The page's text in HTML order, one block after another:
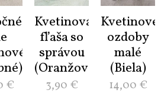
€
Kvetinová
fľaša so
správou
(Oranžová)
3,90 €
Kvetinové
ozdoby
malé
(Biela)
14,00 €